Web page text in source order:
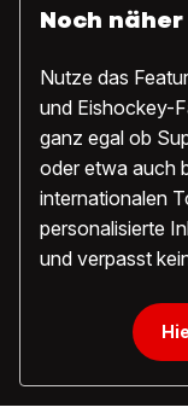
Noch
Nutze das
und Eishockey-
ganz egal ob
oder etwa auch
internationalen
personalisierte
und verpasst